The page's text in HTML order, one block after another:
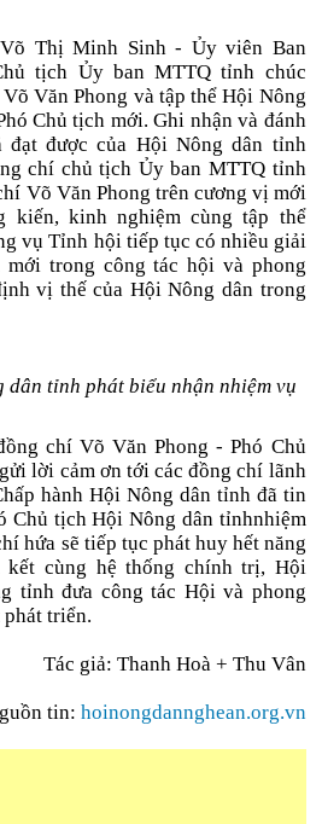
Thị Minh Sinh - Ủy viên Ban
tịch Ủy ban MTTQ tỉnh chúc
Văn Phong và tập thể Hội Nông
Chủ tịch mới. Ghi nhận và đánh
đạt được của Hội Nông dân tỉnh
chí chủ tịch Ủy ban MTTQ tỉnh
Võ Văn Phong trên cương vị mới
kiến, kinh nghiệm cùng tập thể
vụ Tỉnh hội tiếp tục có nhiều giải
mới trong công tác hội và phong
vị thế của Hội Nông dân trong
dân tỉnh phát biểu nhận nhiệm vụ
chí Võ Văn Phong - Phó Chủ
lời cảm ơn tới các đồng chí lãnh
hành Hội Nông dân tỉnh đã tin
Chủ tịch Hội Nông dân tỉnhnhiệm
hứa sẽ tiếp tục phát huy hết năng
kết cùng hệ thống chính trị, Hội
tỉnh đưa công tác Hội và phong
triển.
Tác giả: Thanh Hoà + Thu Vân
tin: hoinongdannghean.org.vn